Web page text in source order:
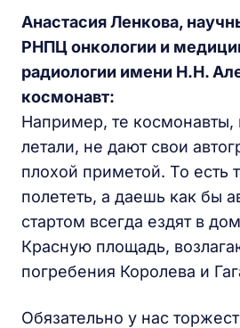
Анастасия Ленкова,
РНПЦ онкологии и
радиологии имени Н.Н.
космонавт:
Например, те космонавты,
летали, не дают свои
плохой приметой. То
полететь, а даешь как бы
стартом всегда ездят в
Красную площадь,
погребения Королева и
Обязательно у нас